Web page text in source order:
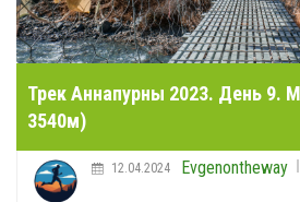
Трек Аннапурны 2023. День 9.
3540м)
Evgenontheway
12.04.2024